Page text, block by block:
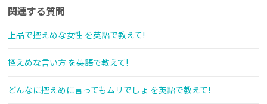
関連する質問
上品で控えめな女性 を英語で教えて!
控えめな言い方 を英語で教えて!
どんなに控えめに言ってもムリでしょ を英語で教えて!